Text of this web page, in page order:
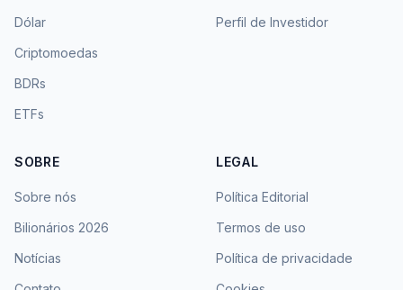
Dólar
Criptomoedas
BDRs
ETFs
Perfil de Investidor
SOBRE
Sobre nós
Bilionários 2026
Notícias
LEGAL
Política Editorial
Termos de uso
Política de privacidade